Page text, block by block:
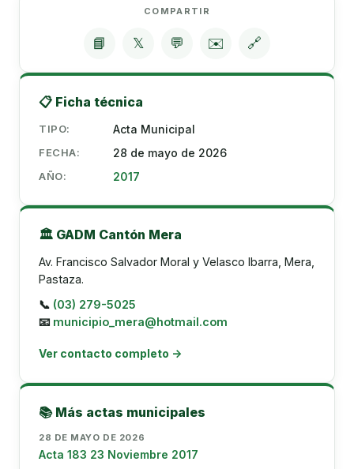
COMPARTIR
📘 𝕏 💬 ✉️ 🔗
📋 Ficha técnica
TIPO: Acta Municipal
FECHA: 28 de mayo de 2026
AÑO: 2017
🏛️ GADM Cantón Mera
Av. Francisco Salvador Moral y Velasco Ibarra, Mera,
Pastaza.
📞 (03) 279-5025
📧 municipio_mera@hotmail.com
Ver contacto completo →
📚 Más actas municipales
28 DE MAYO DE 2026
Acta 183 23 Noviembre 2017